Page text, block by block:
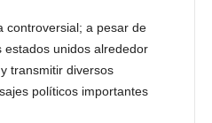
controversial; a pesar de
unidos alrededor
transmitir diversos
políticos importantes